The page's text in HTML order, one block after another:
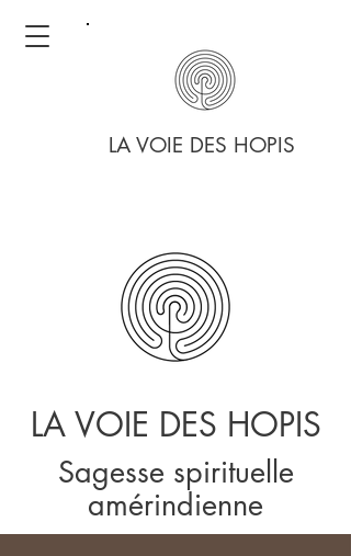
LA VOIE DES HOPIS
LA VOIE DES HOPIS
Sagesse spirituelle
amérindienne